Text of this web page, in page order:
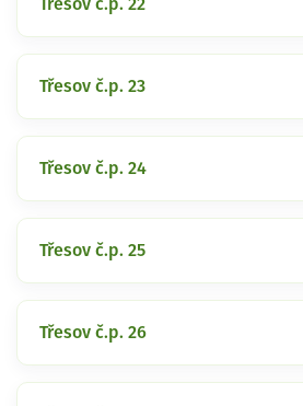
Třesov č.p. 22
Třesov č.p. 23
Třesov č.p. 24
Třesov č.p. 25
Třesov č.p. 26